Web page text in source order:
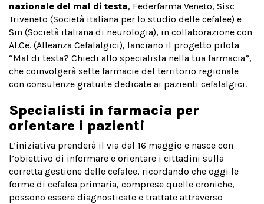
nazionale del mal di testa, Federfarma Veneto, Sisc
Triveneto (Società italiana per lo studio delle cefalee) e
Sin (Società italiana di neurologia), in collaborazione con
Al.Ce. (Alleanza Cefalalgici), lanciano il progetto pilota
“Mal di testa? Chiedi allo specialista nella tua farmacia”,
che coinvolgerà sette farmacie del territorio regionale
con consulenze gratuite dedicate ai pazienti cefalalgici.
Specialisti in farmacia per
orientare i pazienti
L’iniziativa prenderà il via dal 16 maggio e nasce con
l’obiettivo di informare e orientare i cittadini sulla
corretta gestione delle cefalee, ricordando che oggi le
forme di cefalea primaria, comprese quelle croniche,
possono essere diagnosticate e trattate attraverso